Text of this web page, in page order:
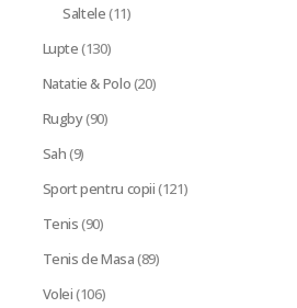
Saltele(11)
Lupte(130)
Natatie & Polo(20)
Rugby(90)
Sah(9)
Sport pentru copii(121)
Tenis(90)
Tenis de Masa(89)
Volei(106)